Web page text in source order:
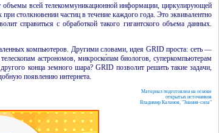
всей телекомму­никационной инфор­мации, циркули­рующей
столкновении частиц в течение каждого года. Это эквивалентно
справиться с обработкой такого гигантского объема данных.
компьютеров. Другими словами, идея GRIDпроста: сеть —
астрономов, микроско́пам биологов, суперкомпьютерам
конца земного шара? GRIDпозволит решить такие задачи,
появлению интернета.
Материал подготовлен на основе
открытых источников
Владимир Каланов, "Знания-сила"